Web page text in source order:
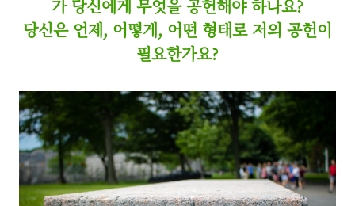
가 당신에게 무엇을 공헌해야 하나요?
당신은 언제, 어떻게, 어떤 형태로 저의 공헌이
필요한가요?